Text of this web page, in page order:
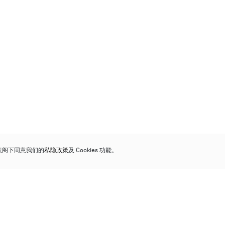
下同意我们的私隐政策及 Cookies 功能。